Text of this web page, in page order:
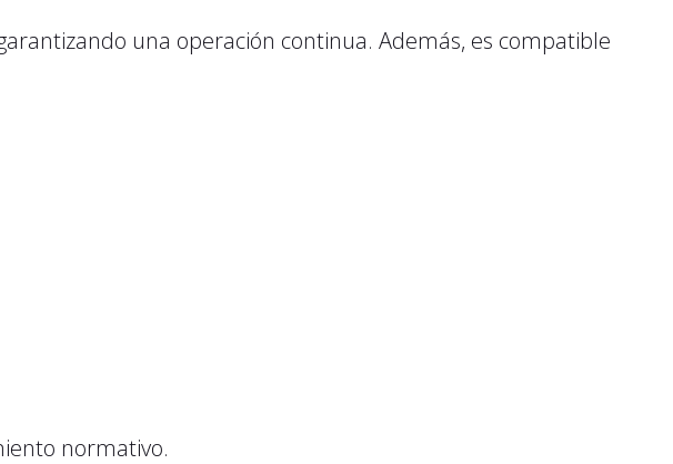
una operación continua. Además, es compatible
normativo.